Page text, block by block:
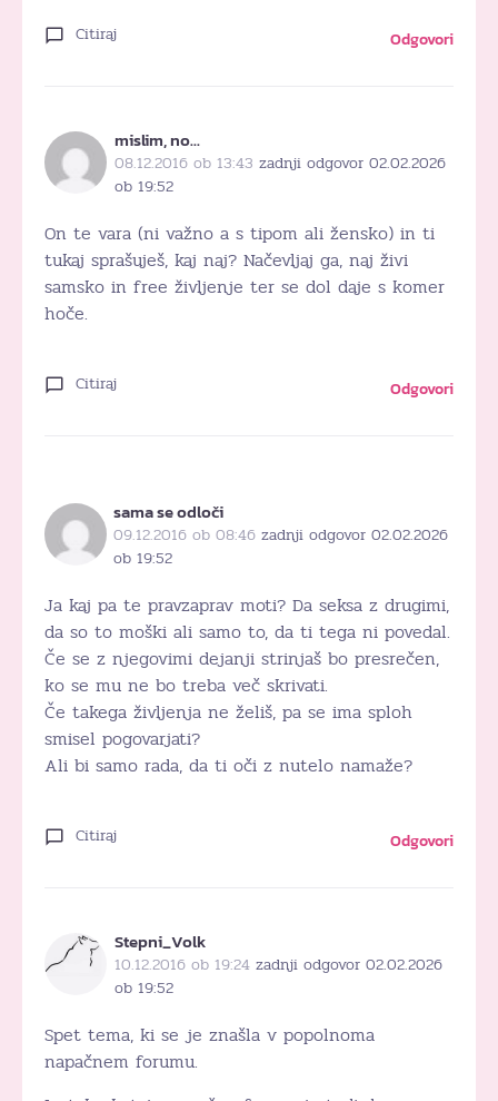
Citiraj Odgovori
mislim, no…
08.12.2016 ob 13:43 zadnji odgovor 02.02.2026
ob 19:52
On te vara (ni važno a s tipom ali žensko) in ti
tukaj sprašuješ, kaj naj? Načevljaj ga, naj živi
samsko in free življenje ter se dol daje s komer
hoče.
Citiraj Odgovori
sama se odloči
09.12.2016 ob 08:46 zadnji odgovor 02.02.2026
ob 19:52
Ja kaj pa te pravzaprav moti? Da seksa z drugimi,
da so to moški ali samo to, da ti tega ni povedal.
Če se z njegovimi dejanji strinjaš bo presrečen,
ko se mu ne bo treba več skrivati.
Če takega življenja ne želiš, pa se ima sploh
smisel pogovarjati?
Ali bi samo rada, da ti oči z nutelo namaže?
Citiraj Odgovori
Stepni_Volk
10.12.2016 ob 19:24 zadnji odgovor 02.02.2026
ob 19:52
Spet tema, ki se je znašla v popolnoma
napačnem forumu.